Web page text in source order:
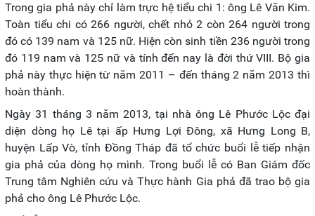
Trong gia phả này chỉ làm trực hệ tiểu chi 1: ông Lê Văn Kim.
Toàn tiểu chi có 266 người, chết nhỏ 2 còn 264 người trong
đó có 139 nam và 125 nữ. Hiện còn sinh tiền 236 người trong
đó 119 nam và 125 nữ và tính đến nay là đời thứ VIII. Bộ gia
phả này thực hiện từ năm 2011 – đến tháng 2 năm 2013 thì
hoàn thành.
Ngày 31 tháng 3 năm 2013, tại nhà ông Lê Phước Lộc đại
diện dòng họ Lê tại ấp Hưng Lợi Đông, xã Hưng Long B,
huyện Lấp Vò, tỉnh Đồng Tháp đã tổ chức buổi lễ tiếp nhận
gia phả của dòng họ mình. Trong buổi lễ có Ban Giám đốc
Trung tâm Nghiên cứu và Thực hành Gia phả đã trao bộ gia
phả cho ông Lê Phước Lộc.